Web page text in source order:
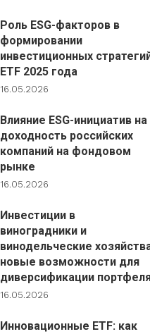
Роль ESG-факторов в
формировании
инвестиционных
ETF 2025 года
16.05.2026
Влияние ESG-инициатив на
доходность российских
компаний на фондовом
рынке
16.05.2026
Инвестиции в
виноградники и
винодельческие
новые возможности для
диверсификации
16.05.2026
Инновационные ETF: как